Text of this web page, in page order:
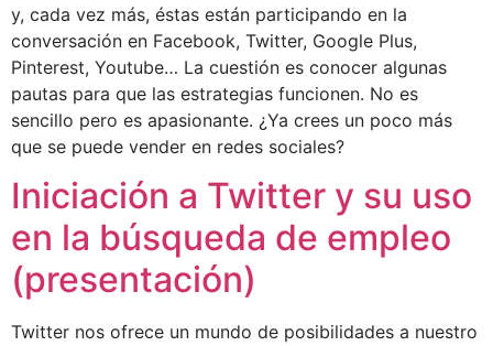
y, cada vez más, éstas están participando en la
conversación en Facebook, Twitter, Google Plus,
Pinterest, Youtube… La cuestión es conocer algunas
pautas para que las estrategias funcionen. No es
sencillo pero es apasionante. ¿Ya crees un poco más
que se puede vender en redes sociales?
Iniciación a Twitter y su uso
en la búsqueda de empleo
(presentación)
Twitter nos ofrece un mundo de posibilidades a nuestro